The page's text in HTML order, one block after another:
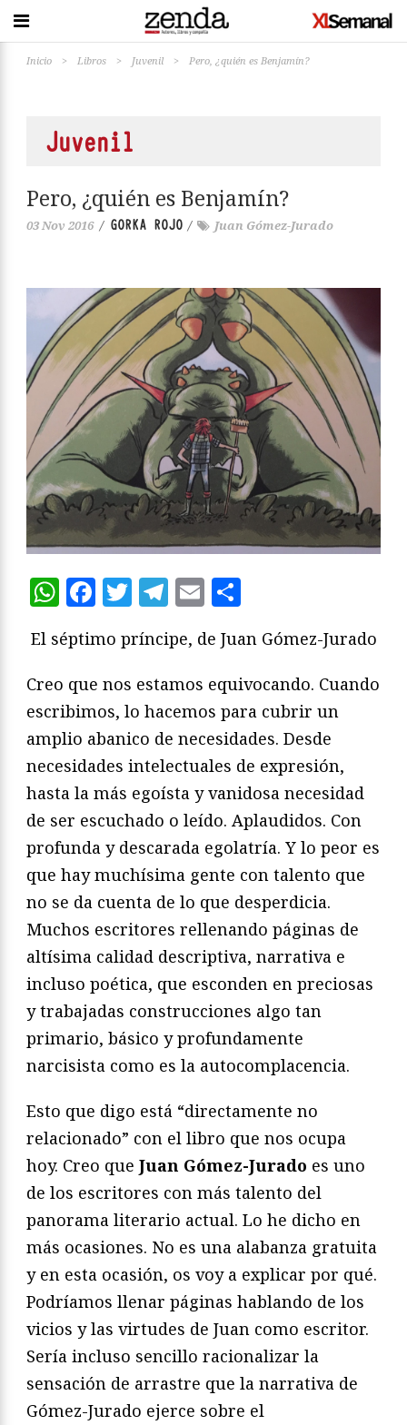
Inicio > Libros > Juvenil > Pero, ¿quién es Benjamín?
Juvenil
Pero, ¿quién es Benjamín?
03 Nov 2016 / GORKA ROJO / Juan Gómez-Jurado
WhatsApp
Facebook
Twitter
Telegram
Email
El séptimo príncipe, de Juan Gómez-Jurado
Creo que nos estamos equivocando. Cuando
escribimos, lo hacemos para cubrir un
amplio abanico de necesidades. Desde
necesidades intelectuales de expresión,
hasta la más egoísta y vanidosa necesidad
de ser escuchado o leído. Aplaudidos. Con
profunda y descarada egolatría. Y lo peor es
que hay muchísima gente con talento que
no se da cuenta de lo que desperdicia.
Muchos escritores rellenando páginas de
altísima calidad descriptiva, narrativa e
incluso poética, que esconden en preciosas
y trabajadas construcciones algo tan
primario, básico y profundamente
narcisista como es la autocomplacencia.
Esto que digo está “directamente no
relacionado” con el libro que nos ocupa
hoy. Creo que Juan Gómez-Jurado es uno
de los escritores con más talento del
panorama literario actual. Lo he dicho en
más ocasiones. No es una alabanza gratuita
y en esta ocasión, os voy a explicar por qué.
Podríamos llenar páginas hablando de los
vicios y las virtudes de Juan como escritor.
Sería incluso sencillo racionalizar la
sensación de arrastre que la narrativa de
Gómez-Jurado ejerce sobre el